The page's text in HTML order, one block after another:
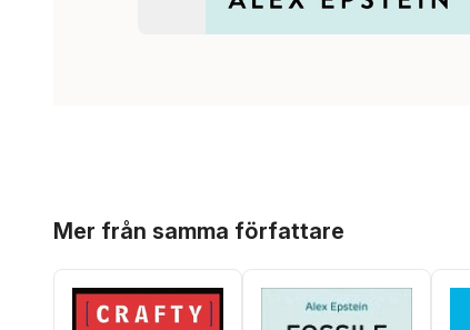
Mer från samma författare